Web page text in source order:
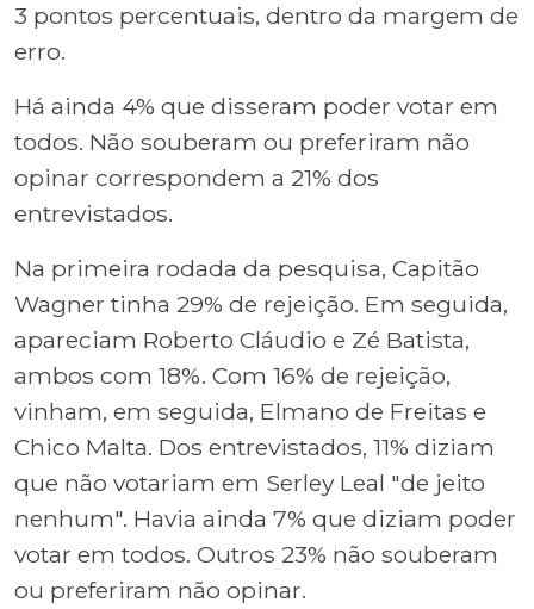
3 pontos percentuais, dentro da margem de
erro.
Há ainda 4% que disseram poder votar em
todos. Não souberam ou preferiram não
opinar correspondem a 21% dos
entrevistados.
Na primeira rodada da pesquisa, Capitão
Wagner tinha 29% de rejeição. Em seguida,
apareciam Roberto Cláudio e Zé Batista,
ambos com 18%. Com 16% de rejeição,
vinham, em seguida, Elmano de Freitas e
Chico Malta. Dos entrevistados, 11% diziam
que não votariam em Serley Leal "de jeito
nenhum". Havia ainda 7% que diziam poder
votar em todos. Outros 23% não souberam
ou preferiram não opinar.